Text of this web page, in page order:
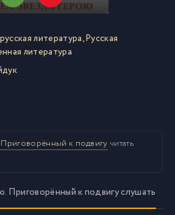
литература,Русская
литература
Приговорённый к подвигу читать
Приговорённый к подвигу слушать